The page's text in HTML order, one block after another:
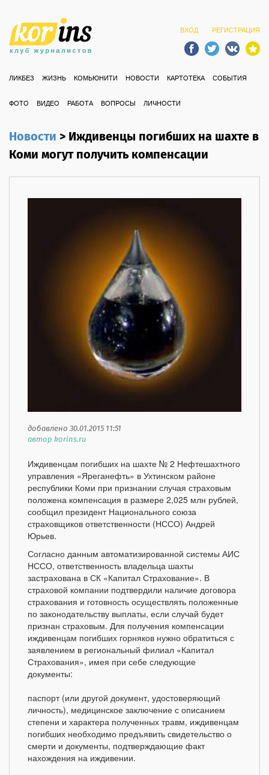
ВХОД РЕГИСТРАЦИЯ
ЛИКБЕЗ ЖИЗНЬ КОМЬЮНИТИ НОВОСТИ КАРТОТЕКА СОБЫТИЯ
ФОТО ВИДЕО РАБОТА ВОПРОСЫ ЛИЧНОСТИ
Новости>Иждивенцы погибших на шахте в
Коми могут получить компенсации
добавлено 30.01.2015 11:51
автор korins.ru
Иждивенцам погибших на шахте № 2 Нефтешахтного
управления «Яреганефть» в Ухтинском районе
республики Коми при признании случая страховым
положена компенсация в размере 2,025 млн рублей,
сообщил президент Национального союза
страховщиков ответственности (НССО) Андрей
Юрьев.
Согласно данным автоматизированной системы АИС
НССО, ответственность владельца шахты
застрахована в СК «Капитал Страхование». В
страховой компании подтвердили наличие договора
страхования и готовность осуществлять положенные
по законодательству выплаты, если случай будет
признан страховым. Для получения компенсации
иждивенцам погибших горняков нужно обратиться с
заявлением в региональный филиал «Капитал
Страхования», имея при себе следующие
документы:
паспорт (или другой документ, удостоверяющий
личность), медицинское заключение с описанием
степени и характера полученных травм, иждивенцам
погибших необходимо предъявить свидетельство о
смерти и документы, подтверждающие факт
нахождения на иждивении.